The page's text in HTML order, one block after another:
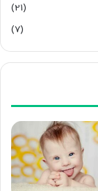
(21)
(7)